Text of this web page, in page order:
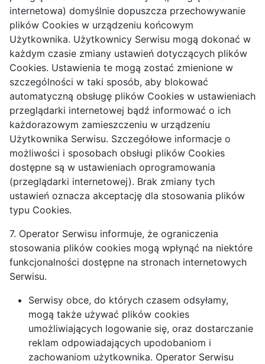
internetowa) domyślnie dopuszcza przechowywanie
plików Cookies w urządzeniu końcowym
Użytkownika. Użytkownicy Serwisu mogą dokonać w
każdym czasie zmiany ustawień dotyczących plików
Cookies. Ustawienia te mogą zostać zmienione w
szczególności w taki sposób, aby blokować
automatyczną obsługę plików Cookies w ustawieniach
przeglądarki internetowej bądź informować o ich
każdorazowym zamieszczeniu w urządzeniu
Użytkownika Serwisu. Szczegółowe informacje o
możliwości i sposobach obsługi plików Cookies
dostępne są w ustawieniach oprogramowania
(przeglądarki internetowej). Brak zmiany tych
ustawień oznacza akceptację dla stosowania plików
typu Cookies.
7. Operator Serwisu informuje, że ograniczenia
stosowania plików cookies mogą wpłynąć na niektóre
funkcjonalności dostępne na stronach internetowych
Serwisu.
Serwisy obce, do których czasem odsyłamy,
mogą także używać plików cookies
umożliwiających logowanie się, oraz dostarczanie
reklam odpowiadających upodobaniom i
zachowaniom użytkownika. Operator Serwisu